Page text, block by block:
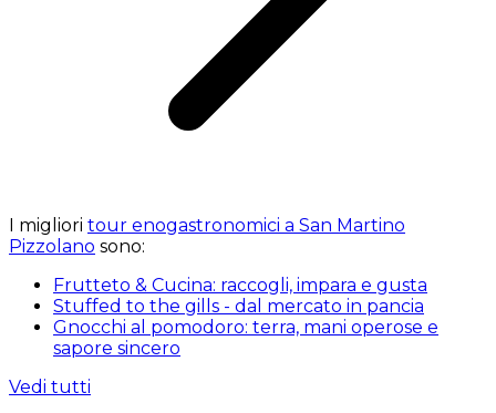
I migliori tour enogastronomici a San Martino
Pizzolano sono:
Frutteto & Cucina: raccogli, impara e gusta
Stuffed to the gills - dal mercato in pancia
Gnocchi al pomodoro: terra, mani operose e
sapore sincero
Vedi tutti